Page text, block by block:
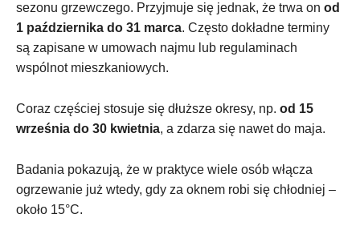
sezonu grzewczego. Przyjmuje się jednak, że trwa on od
1 października do 31 marca. Często dokładne terminy
są zapisane w umowach najmu lub regulaminach
wspólnot mieszkaniowych.
Coraz częściej stosuje się dłuższe okresy, np. od 15
września do 30 kwietnia, a zdarza się nawet do maja.
Badania pokazują, że w praktyce wiele osób włącza
ogrzewanie już wtedy, gdy za oknem robi się chłodniej –
około 15°C.